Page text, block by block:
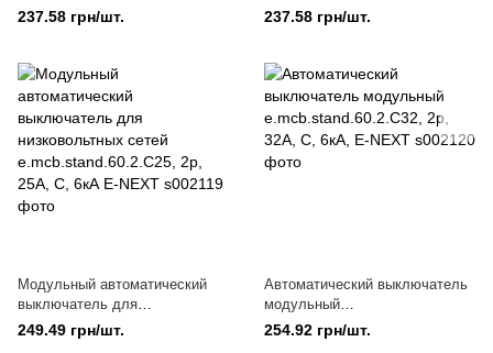
e.mcb.stand.60.2.C16, 2р, 16А,
C, 6 кА, Автомат на 16 А
237.58 грн/шт.
e.mcb.stand.60.2.C20
237.58 грн/шт.
Модульный автоматический
выключатель для
низковольтных сетей
e.mcb.stand.60.2.C25, 2р, 25А,
249.49 грн/шт.
Автоматический выключатель
модульный
e.mcb.stand.60.2.C32, 2р, 32А,
C, 6кА, E-NEXT
254.92 грн/шт.